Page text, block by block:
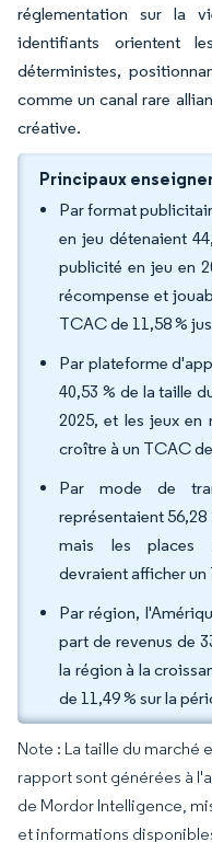
réglementation sur la
identifiants orientent
déterministes,
comme un canal rare
créative.
Principaux
Par format
en jeu détenaient
publicité en jeu en
récompense et
TCAC de 11,58 %
Par plateforme
40,53 % de la taille
2025, et les jeux en
croître à un TCAC
Par mode de
représentaient 56,28
mais les places
devraient afficher un
Par région,
part de revenus de
la région à la
de 11,49 % sur la
Note : La taille du marché
rapport sont générées à
de Mordor Intelligence,
et informations